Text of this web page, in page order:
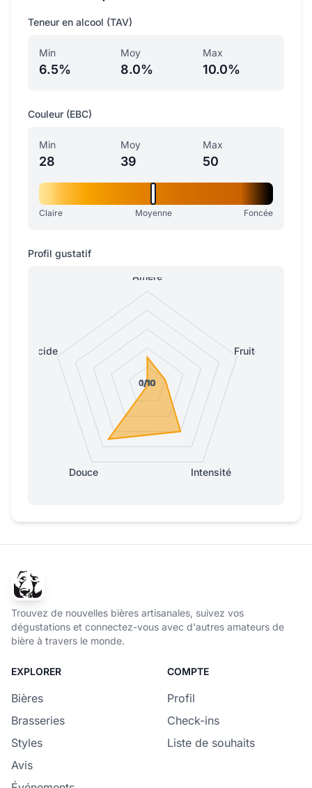
Teneur en alcool (TAV)
Min
6.5%
Moy
8.0%
Max
10.0%
Couleur (EBC)
Min
28
Moy
39
Max
50
Claire Moyenne Foncée
Profil gustatif
Amère
Fruitée
Intensité
Douce
Acide
0/10
0/10
1/10
1/10
0/10
Trouvez de nouvelles bières artisanales, suivez vos
dégustations et connectez-vous avec d'autres amateurs de
bière à travers le monde.
EXPLORER
Bières
Brasseries
Styles
Avis
COMPTE
Profil
Check-ins
Liste de souhaits